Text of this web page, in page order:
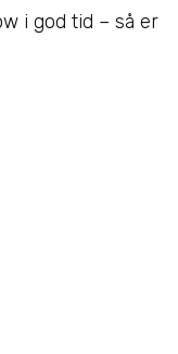
i god tid – så er